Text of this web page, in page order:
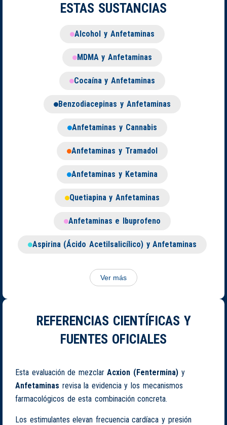
ESTAS SUSTANCIAS
Alcohol y Anfetaminas
MDMA y Anfetaminas
Cocaína y Anfetaminas
Benzodiacepinas y Anfetaminas
Anfetaminas y Cannabis
Anfetaminas y Tramadol
Anfetaminas y Ketamina
Quetiapina y Anfetaminas
Anfetaminas e Ibuprofeno
Aspirina (Ácido Acetilsalicílico) y Anfetaminas
Ver más
REFERENCIAS CIENTÍFICAS Y
FUENTES OFICIALES
Esta evaluación de mezclarAcxion (Fentermina) y
Anfetaminas revisa la evidencia y los mecanismos
farmacológicos de esta combinación concreta.
Los estimulantes elevan frecuencia cardíaca y presión